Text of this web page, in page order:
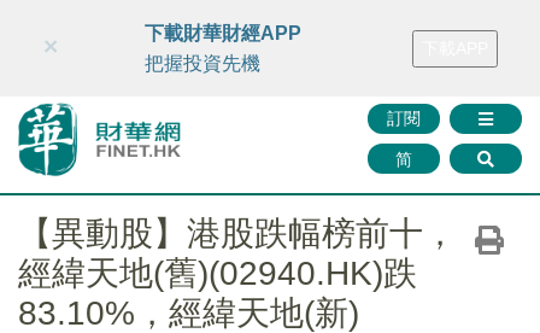
財華智庫網 FINTV FINMETA 財華證券 媒體矩陣
訂閱
简
×
下載財華財經APP
把握投資先機
【異動股】港股跌幅榜前十，
經緯天地(舊)(02940.HK)跌
83.10%，經緯天地(新)